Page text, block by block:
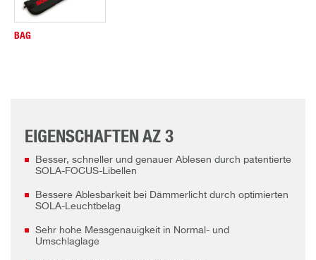
BAG
EIGENSCHAFTEN AZ 3
Besser, schneller und genauer Ablesen durch patentierte
SOLA-FOCUS-Libellen
Bessere Ablesbarkeit bei Dämmerlicht durch optimierten
SOLA-Leuchtbelag
Sehr hohe Messgenauigkeit in Normal- und
Umschlaglage